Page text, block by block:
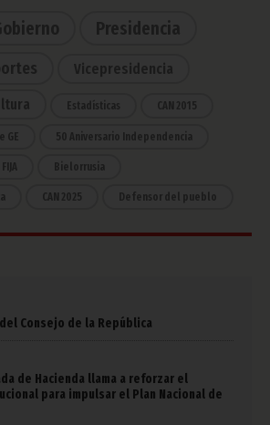
Presidencia
Vicepresidencia
Estadísticas CAN 2015
GE 50 Aniversario Independencia
FIJA Bielorrusia
CAN 2025 Defensor del pueblo
Consejo de la República
de Hacienda llama a reforzar el
para impulsar el Plan Nacional de